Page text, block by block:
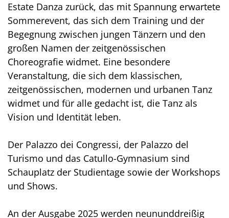
Estate Danza zurück, das mit Spannung erwartete
Sommerevent, das sich dem Training und der
Begegnung zwischen jungen Tänzern und den
großen Namen der zeitgenössischen
Choreografie widmet. Eine besondere
Veranstaltung, die sich dem klassischen,
zeitgenössischen, modernen und urbanen Tanz
widmet und für alle gedacht ist, die Tanz als
Vision und Identität leben.
Der Palazzo dei Congressi, der Palazzo del
Turismo und das Catullo-Gymnasium sind
Schauplatz der Studientage sowie der Workshops
und Shows.
An der Ausgabe 2025 werden neununddreißig